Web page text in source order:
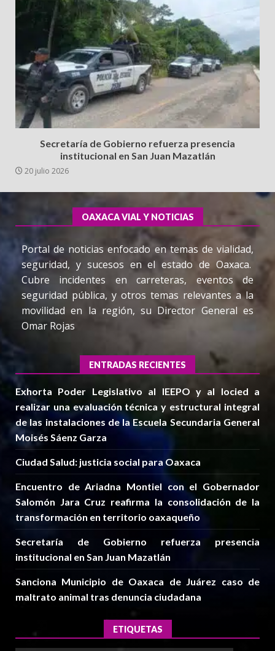
Secretaría de Gobierno refuerza presencia
institucional en San Juan Mazatlán
20 julio 2026
OAXACA VIAL Y NOTICIAS
Portal de noticias enfocado en temas de vialidad,
seguridad, y sucesos en el estado de Oaxaca.
Cubre incidentes en carreteras, eventos de
seguridad pública, y otros temas relevantes a la
movilidad en la región, su Director General es
Omar Rojas
ENTRADAS RECIENTES
Exhorta Poder Legislativo al IEEPO y al Iocied a
realizar una evaluación técnica y estructural integral
de las instalaciones de la Escuela Secundaria General
Moisés Sáenz Garza
Ciudad Salud: justicia social para Oaxaca
Encuentro de Ariadna Montiel con el Gobernador
Salomón Jara Cruz reafirma la consolidación de la
transformación en territorio oaxaqueño
Secretaría de Gobierno refuerza presencia
institucional en San Juan Mazatlán
Sanciona Municipio de Oaxaca de Juárez caso de
maltrato animal tras denuncia ciudadana
ETIQUETAS